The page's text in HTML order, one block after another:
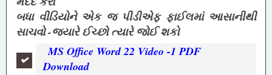
બધા વીડિયોને એક જ પીડીએફ ફાઈલમાં આસાનીથી
સાચવો -જ્યારે ઈચ્છો ત્યારે જોઈ શકો
MS Office Word 22 Video -1 PDF
Download